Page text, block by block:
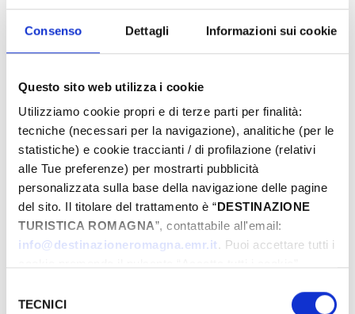
Consenso Dettagli Informazioni sui cookie
Questo sito web utilizza i cookie
Utilizziamo cookie propri e di terze parti per finalità:
tecniche (necessari per la navigazione), analitiche (per le
statistiche) e cookie traccianti / di profilazione (relativi
alle Tue preferenze) per mostrarti pubblicità
personalizzata sulla base della navigazione delle pagine
del sito. Il titolare del trattamento è “DESTINAZIONE
TURISTICA ROMAGNA”, contattabile all'email:
info@destinazioneromagna.emr.it. Puoi accettare tutti i
gestire le tue preferenze facendo clic su “Personalizza”.
delTECNICI
da alcuni anni il Fine d’Anno degli Italiani per
Informazioni e consigli utili
Se volete fare un giro in centro storico e scoprire
una Rimini inaspettata, rivolgetevi alMuseo della
Città: in ogni periodo dell’anno sapranno
indicarvi le iniziative per adulti e bambini, da soli
o in gruppo legate all'arte e alla cultura riminese.
sui percorsi guidati che toccano i più significativi